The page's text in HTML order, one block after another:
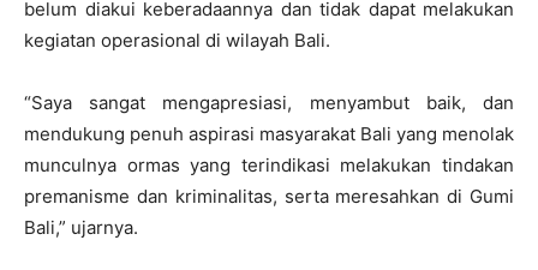
belum diakui keberadaannya dan tidak dapat melakukan
kegiatan operasional di wilayah Bali.
“Saya sangat mengapresiasi, menyambut baik, dan
mendukung penuh aspirasi masyarakat Bali yang menolak
munculnya ormas yang terindikasi melakukan tindakan
premanisme dan kriminalitas, serta meresahkan di Gumi
Bali,” ujarnya.